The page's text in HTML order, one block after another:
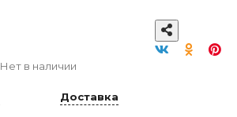
Нет в наличии
Доставка